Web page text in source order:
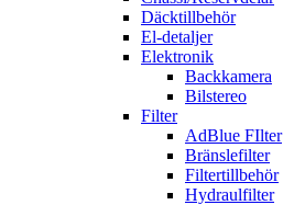
Däcktillbehör
El-detaljer
Elektronik
Backkamera
Bilstereo
Filter
AdBlue FIlter
Bränslefilter
Filtertillbehör
Hydraulfilter